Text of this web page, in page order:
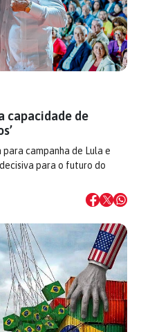
capacidade de
campanha de Lula e
para o futuro do